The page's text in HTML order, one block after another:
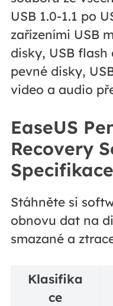
USB 1.0-1.1 po
zařízeními USB
disky, USB flash
pevné disky,
video a audio
EaseUS
Recovery
Specifikace
Stáhněte si
obnovu dat na
smazané a
Klasifika
ce